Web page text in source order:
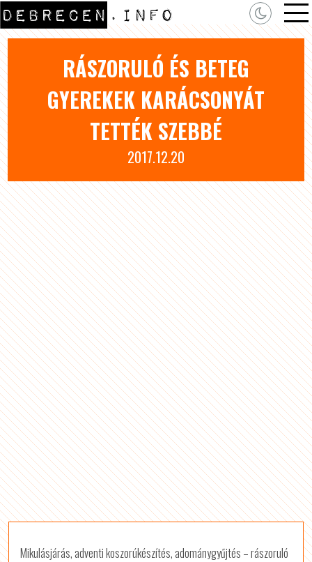
RÁSZORULÓ ÉS BETEG
GYEREKEK KARÁCSONYÁT
TETTÉK SZEBBÉ
2017.12.20
Mikulásjárás, adventi koszorúkészítés, adománygyűjtés – rászoruló